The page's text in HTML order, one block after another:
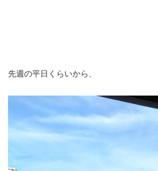
先週の平日くらいから、